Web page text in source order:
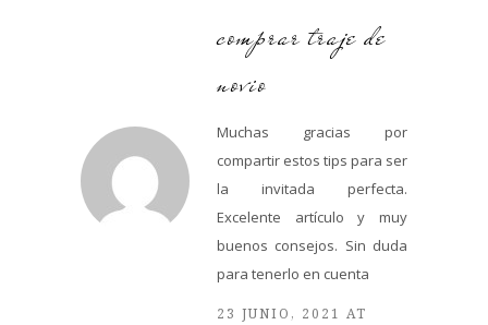
comprar traje de
novio
Muchas gracias por
compartir estos tips para ser
la invitada perfecta.
Excelente artículo y muy
buenos consejos. Sin duda
para tenerlo en cuenta
23 JUNIO, 2021 AT